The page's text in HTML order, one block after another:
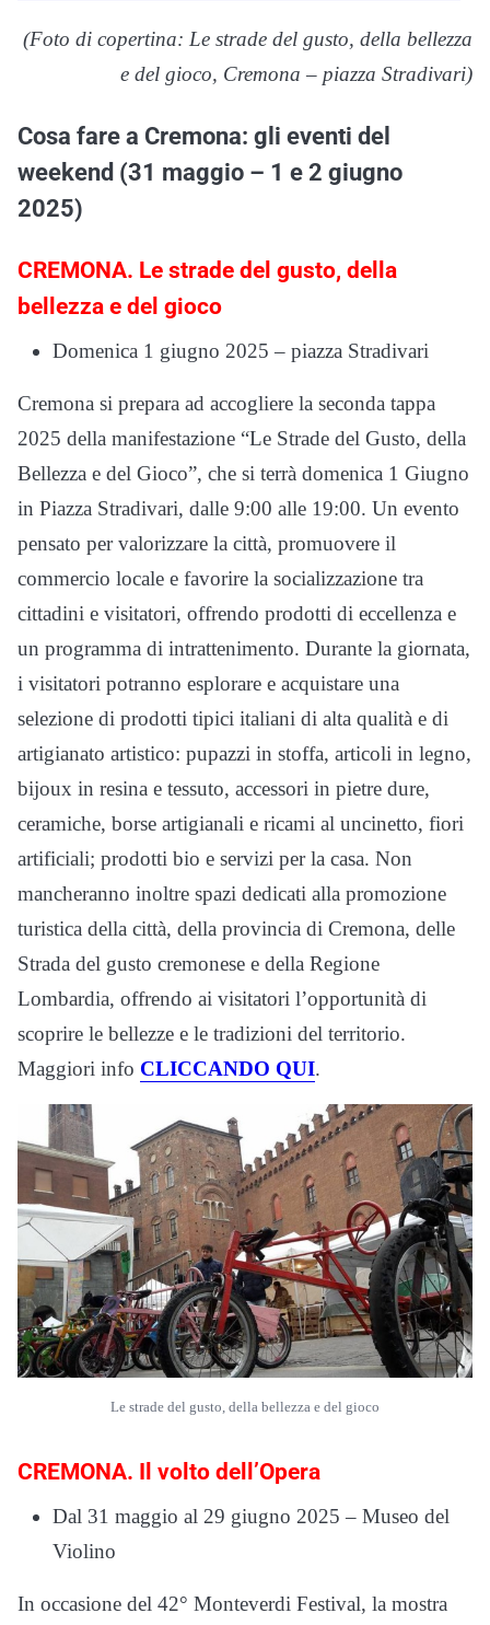
(Foto di copertina: Le strade del gusto, della bellezza
e del gioco, Cremona – piazza Stradivari)
Cosa fare a Cremona: gli eventi del
weekend (31 maggio – 1 e 2 giugno
2025)
CREMONA. Le strade del gusto, della
bellezza e del gioco
Domenica 1 giugno 2025 – piazza Stradivari
Cremona si prepara ad accogliere la seconda tappa
2025 della manifestazione “Le Strade del Gusto, della
Bellezza e del Gioco”, che si terrà domenica 1 Giugno
in Piazza Stradivari, dalle 9:00 alle 19:00. Un evento
pensato per valorizzare la città, promuovere il
commercio locale e favorire la socializzazione tra
cittadini e visitatori, offrendo prodotti di eccellenza e
un programma di intrattenimento. Durante la giornata,
i visitatori potranno esplorare e acquistare una
selezione di prodotti tipici italiani di alta qualità e di
artigianato artistico: pupazzi in stoffa, articoli in legno,
bijoux in resina e tessuto, accessori in pietre dure,
ceramiche, borse artigianali e ricami al uncinetto, fiori
artificiali; prodotti bio e servizi per la casa. Non
mancheranno inoltre spazi dedicati alla promozione
turistica della città, della provincia di Cremona, delle
Strada del gusto cremonese e della Regione
Lombardia, offrendo ai visitatori l’opportunità di
scoprire le bellezze e le tradizioni del territorio.
Maggiori info CLICCANDO QUI.
Le strade del gusto, della bellezza e del gioco
CREMONA. Il volto dell’Opera
Dal 31 maggio al 29 giugno 2025 – Museo del
Violino
In occasione del 42° Monteverdi Festival, la mostra